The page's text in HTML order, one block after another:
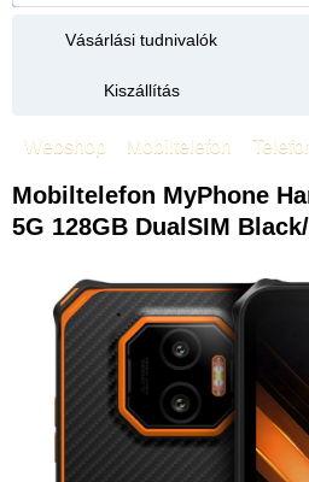
Vásárlási tudnivalók
Kiszállítás
Webshop Mobiltelefon
Mobiltelefon MyPhone
5G 128GB DualSIM